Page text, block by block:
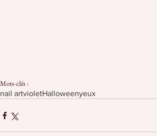
Mots-clés :
nail artvioletHalloweenyeux